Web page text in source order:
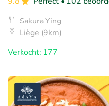
Sakura Ying
Liège (9km)
Verkocht: 177